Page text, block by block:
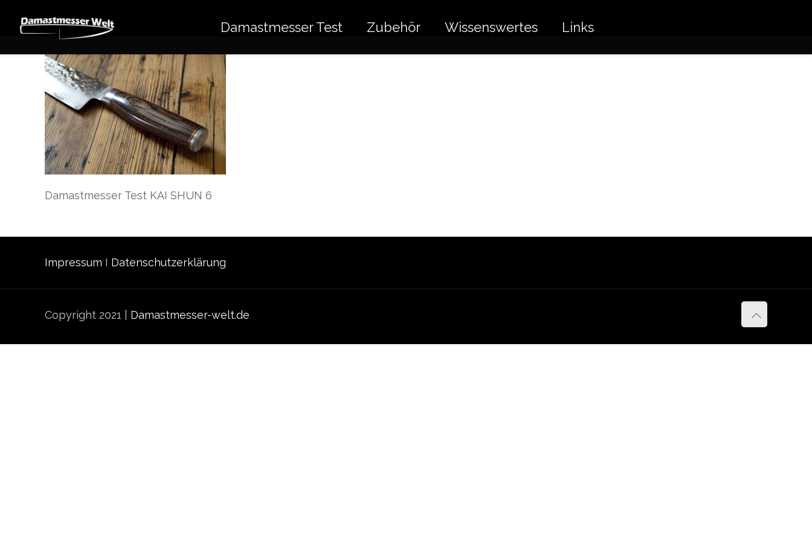
Damastmesser Test Zubehör Wissenswertes Links
Damastmesser Test KAI SHUN 6
Impressum I Datenschutzerklärung
Copyright 2021 | Damastmesser-welt.de